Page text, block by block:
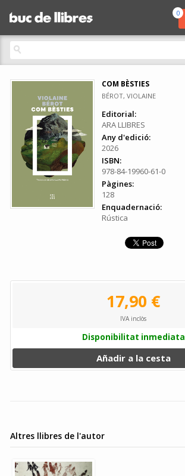
0
COM BÈSTIES
BÉROT, VIOLAINE
Editorial:
ARA LLIBRES
Any d'edició:
2026
ISBN:
978-84-19960-61-0
Pàgines:
128
Enquadernació:
Rústica
17,90 €
IVA inclòs
Disponibilitat inmediata
Añadir a la cesta
Altres llibres de l'autor